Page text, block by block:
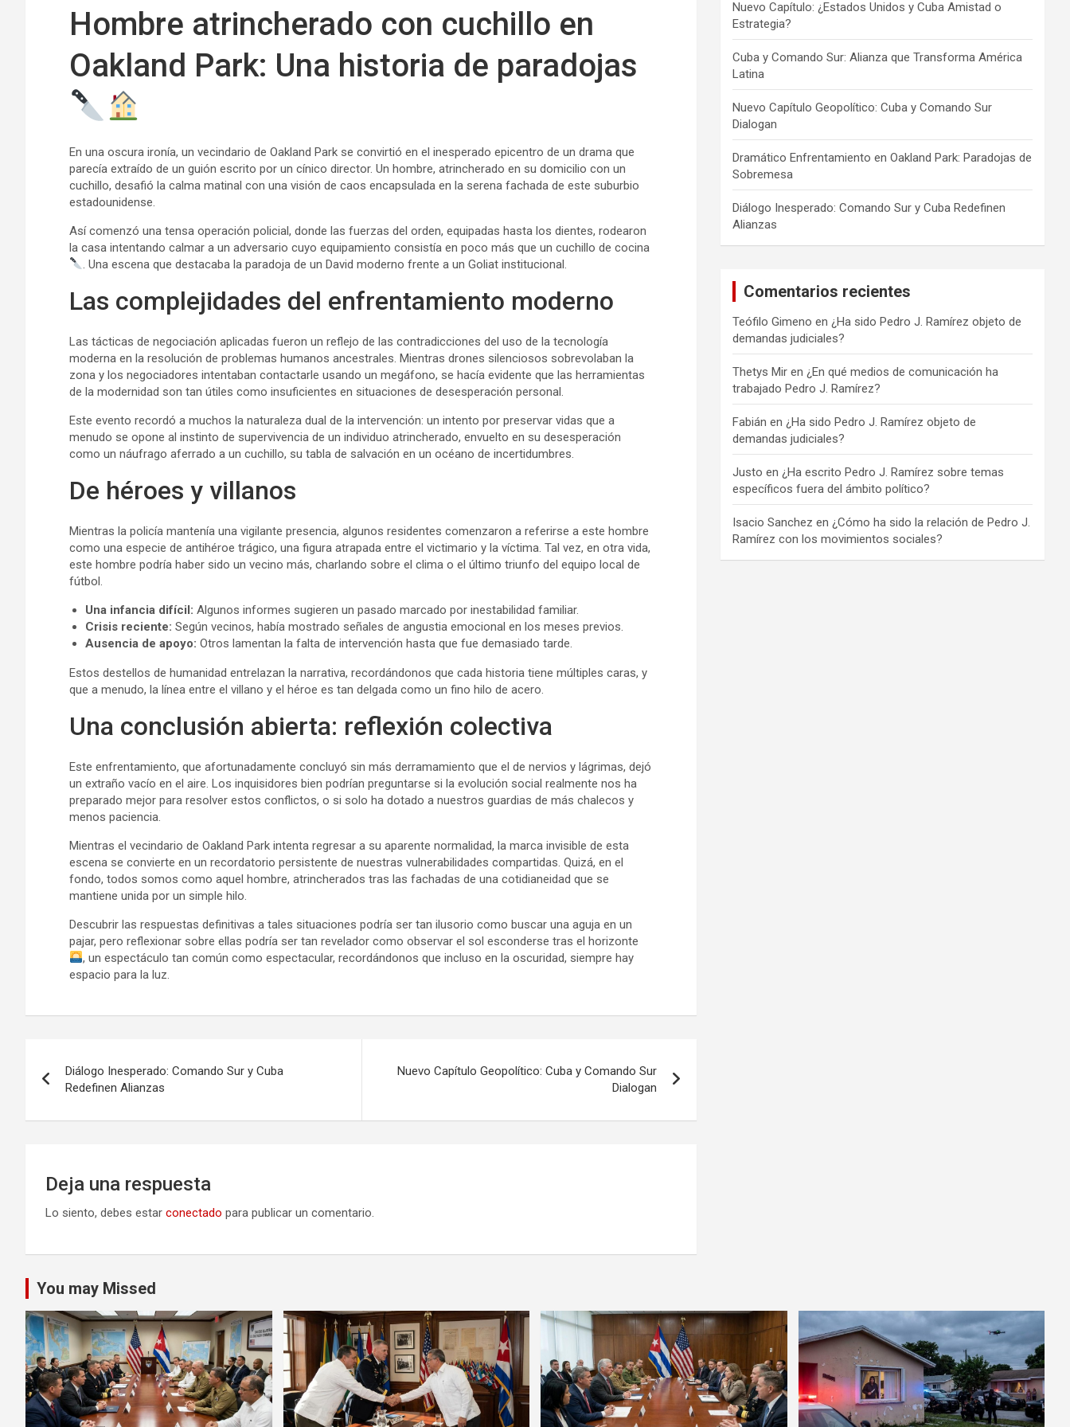
Hombre atrincherado con cuchillo en
Oakland Park: Una historia de paradojas
En una oscura ironía, un vecindario de Oakland Park se convirtió en el inesperado epicentro de un drama que
parecía extraído de un guión escrito por un cínico director. Un hombre, atrincherado en su domicilio con un
cuchillo, desafió la calma matinal con una visión de caos encapsulada en la serena fachada de este suburbio
estadounidense.
Así comenzó una tensa operación policial, donde las fuerzas del orden, equipadas hasta los dientes, rodearon
la casa intentando calmar a un adversario cuyo equipamiento consistía en poco más que un cuchillo de cocina
. Una escena que destacaba la paradoja de un David moderno frente a un Goliat institucional.
Las complejidades del enfrentamiento moderno
Las tácticas de negociación aplicadas fueron un reflejo de las contradicciones del uso de la tecnología
moderna en la resolución de problemas humanos ancestrales. Mientras drones silenciosos sobrevolaban la
zona y los negociadores intentaban contactarle usando un megáfono, se hacía evidente que las herramientas
de la modernidad son tan útiles como insuficientes en situaciones de desesperación personal.
Este evento recordó a muchos la naturaleza dual de la intervención: un intento por preservar vidas que a
menudo se opone al instinto de supervivencia de un individuo atrincherado, envuelto en su desesperación
como un náufrago aferrado a un cuchillo, su tabla de salvación en un océano de incertidumbres.
De héroes y villanos
Mientras la policía mantenía una vigilante presencia, algunos residentes comenzaron a referirse a este hombre
como una especie de antihéroe trágico, una figura atrapada entre el victimario y la víctima. Tal vez, en otra vida,
este hombre podría haber sido un vecino más, charlando sobre el clima o el último triunfo del equipo local de
fútbol.
Una infancia difícil: Algunos informes sugieren un pasado marcado por inestabilidad familiar.
Crisis reciente: Según vecinos, había mostrado señales de angustia emocional en los meses previos.
Ausencia de apoyo: Otros lamentan la falta de intervención hasta que fue demasiado tarde.
Estos destellos de humanidad entrelazan la narrativa, recordándonos que cada historia tiene múltiples caras, y
que a menudo, la línea entre el villano y el héroe es tan delgada como un fino hilo de acero.
Una conclusión abierta: reflexión colectiva
Este enfrentamiento, que afortunadamente concluyó sin más derramamiento que el de nervios y lágrimas, dejó
un extraño vacío en el aire. Los inquisidores bien podrían preguntarse si la evolución social realmente nos ha
preparado mejor para resolver estos conflictos, o si solo ha dotado a nuestros guardias de más chalecos y
menos paciencia.
Mientras el vecindario de Oakland Park intenta regresar a su aparente normalidad, la marca invisible de esta
escena se convierte en un recordatorio persistente de nuestras vulnerabilidades compartidas. Quizá, en el
fondo, todos somos como aquel hombre, atrincherados tras las fachadas de una cotidianeidad que se
mantiene unida por un simple hilo.
Descubrir las respuestas definitivas a tales situaciones podría ser tan ilusorio como buscar una aguja en un
pajar, pero reflexionar sobre ellas podría ser tan revelador como observar el sol esconderse tras el horizonte
, un espectáculo tan común como espectacular, recordándonos que incluso en la oscuridad, siempre hay
espacio para la luz.
de
entradas
Diálogo Inesperado: Comando Sur y Cuba
Redefinen Alianzas
Nuevo Capítulo Geopolítico: Cuba y Comando Sur
Dialogan
Deja una respuesta
Lo siento, debes estar conectado para publicar un comentario.
Nuevo Capítulo: ¿Estados Unidos y Cuba Amistad o
Estrategia?
Cuba y Comando Sur: Alianza que Transforma América
Latina
Nuevo Capítulo Geopolítico: Cuba y Comando Sur
Dialogan
Dramático Enfrentamiento en Oakland Park: Paradojas de
Sobremesa
Diálogo Inesperado: Comando Sur y Cuba Redefinen
Alianzas
Comentarios recientes
Teófilo Gimeno en¿Ha sido Pedro J. Ramírez objeto de
demandas judiciales?
Thetys Mir en¿En qué medios de comunicación ha
trabajado Pedro J. Ramírez?
Fabián en¿Ha sido Pedro J. Ramírez objeto de
demandas judiciales?
Justo en¿Ha escrito Pedro J. Ramírez sobre temas
específicos fuera del ámbito político?
Isacio Sanchez en¿Cómo ha sido la relación de Pedro J.
Ramírez con los movimientos sociales?
You may Missed